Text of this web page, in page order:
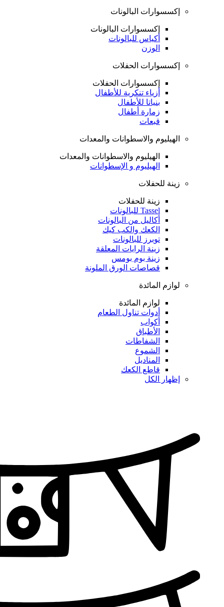
إكسسوارات البالونات
إكسسوارات البالونات
أكياس للبالونات
الوزن
إكسسوارات الحفلات
إكسسوارات الحفلات
أزياء تنكرية للأطفال
بنياتا للأطفال
زمارة أطفال
قبعات
الهيليوم والاسطوانات والمعدات
الهيليوم والاسطوانات والمعدات
الهيليوم و الإسطوانات
زينة للحفلات
زينة للحفلات
Tassel للبالونات
أكاليل من البالونات
الكعك والكب كيك
توبرز للبالونات
زينة الرايات المعلقة
زينة بوم بومس
قصاصات الورق الملونة
لوازم المائدة
لوازم المائدة
أدوات تناول الطعام
أكواب
الأطباق
الشفاطات
الشموع
المناديل
قاطع الكعك
إظهار الكل